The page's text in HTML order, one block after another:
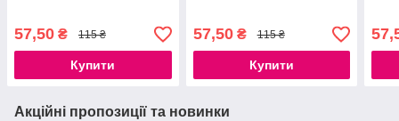
57,50 ₴ 115 ₴
Купити
57,50₴ 115 ₴
Купити
Акційні пропозиції та новинки